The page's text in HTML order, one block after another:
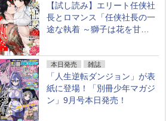
【試し読み】エリート任侠社
長とロマンス「任侠社長の一
途な執着 ～獅子は花を甘く
本日発売 雑誌
「人生逆転ダンジョン」が表
紙に登場！「別冊少年マガジ
ン」9月号本日発売！